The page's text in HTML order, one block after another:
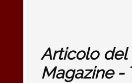
Articolo del
Magazine -